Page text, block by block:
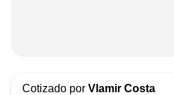
Cotizado por Vlamir Costa